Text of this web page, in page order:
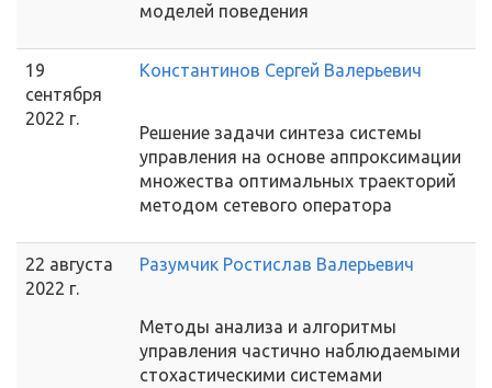
моделей поведения
19
сентября
2022 г.
Константинов Сергей Валерьевич
Решение задачи синтеза системы
управления на основе аппроксимации
множества оптимальных траекторий
методом сетевого оператора
22 августа
2022 г.
Разумчик Ростислав Валерьевич
Методы анализа и алгоритмы
управления частично наблюдаемыми
стохастическими системами